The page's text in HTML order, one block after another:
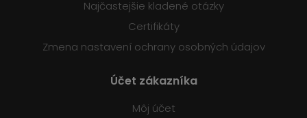
Najčastejšie kladené otázky
Certifikáty
Zmena nastavení ochrany osobných údajov
Účet zákazníka
Môj účet